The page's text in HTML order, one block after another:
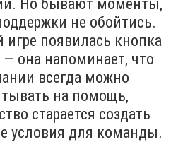
Но бывают моменты,
не обойтись.
игре появилась кнопка
— она напоминает, что
всегда можно
на помощь,
старается создать
условия для команды.